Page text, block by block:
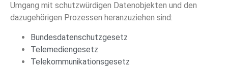
Umgang mit schutzwürdigen Datenobjekten und den
dazugehörigen Prozessen heranzuziehen sind:
Bundesdatenschutzgesetz
Telemediengesetz
Telekommunikationsgesetz